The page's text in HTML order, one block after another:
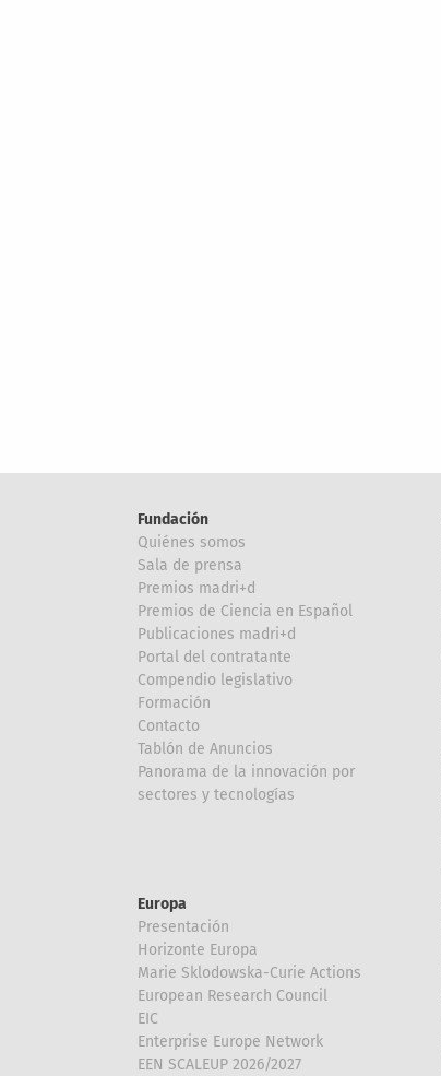
Fundación
Quiénes somos
Sala de prensa
Premios madri+d
Premios de Ciencia en Español
Publicaciones madri+d
Portal del contratante
Compendio legislativo
Formación
Contacto
Tablón de Anuncios
Panorama de la innovación por
sectores y tecnologías
Europa
Presentación
Horizonte Europa
Marie Sklodowska-Curie Actions
European Research Council
EIC
Enterprise Europe Network
EEN SCALEUP 2026/2027